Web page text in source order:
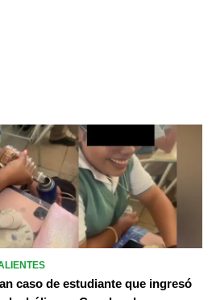
caso de estudiante que ingresó